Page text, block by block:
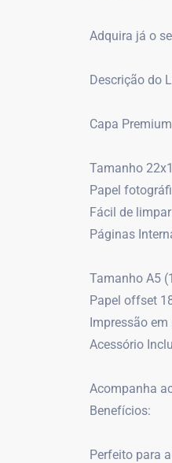
Adquira já o
Descrição do
Capa
Tamanho
Papel
Fácil de
Páginas
Tamanho A5
Papel offset
Impressão
Acessório
Acompanha
Benefícios:
Perfeito para